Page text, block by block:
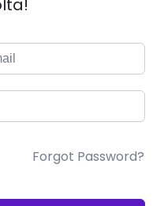
Forgot Password?